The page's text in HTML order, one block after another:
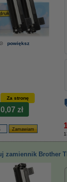
powiększ
Za stronę
0,07 zł
zamiennik Brother